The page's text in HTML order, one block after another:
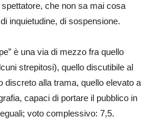
che non sa mai cosa
inquietudine, di sospensione.
è una via di mezzo fra quello
strepitosi), quello discutibile al
discreto alla trama, quello elevato a
capaci di portare il pubblico in
voto complessivo: 7,5.